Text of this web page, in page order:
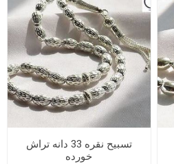
تسبیح نقره 33 دانه تراش
خورده